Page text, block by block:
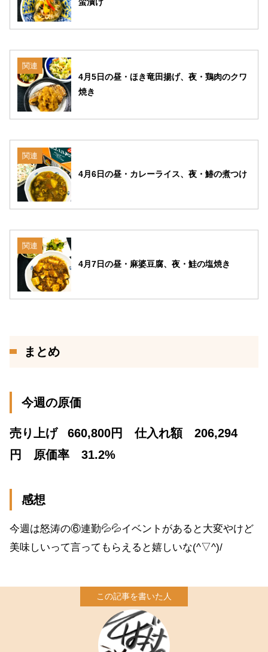
関連
4月5日の昼・ほき竜田揚げ、夜・鶏肉のクワ
焼き
関連
4月6日の昼・カレーライス、夜・鰆の煮つけ
関連
4月7日の昼・麻婆豆腐、夜・鮭の塩焼き
まとめ
今週の原価
売り上げ
660,800円 仕入れ額 206,294
円 原価率 31.2%
感想
今週は怒涛の⑥連勤💦💦イベントがあると大変やけど
美味しいって言ってもらえると嬉しいな(^▽^)/